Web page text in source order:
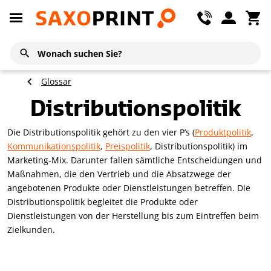
Glossar
Distributionspolitik
Die Distributionspolitik gehört zu den vier P’s (Produktpolitik,
Kommunikationspolitik, Preispolitik, Distributionspolitik) im
Marketing-Mix. Darunter fallen sämtliche Entscheidungen und
Maßnahmen, die den Vertrieb und die Absatzwege der
angebotenen Produkte oder Dienstleistungen betreffen. Die
Distributionspolitik begleitet die Produkte oder
Dienstleistungen von der Herstellung bis zum Eintreffen beim
Zielkunden.